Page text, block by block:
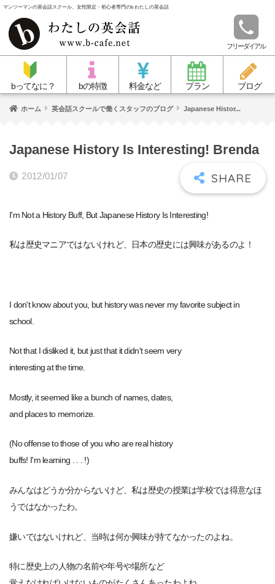
マンツーマンの英会話スクール、女性限定・初心者専門のb わたしの英会話
フリーダイアル
bってなに？ bの特徴 料金など プラン ブログ
ホーム 英会話スクールで働くスタッフのブログ Japanese Histor...
Japanese History Is Interesting! Brenda
2012/01/07
I'm Not a History Buff, But Japanese History Is Interesting!
私は歴史マニアではないけれど、日本の歴史には興味があるのよ！
I don't know about you, but history was never my favorite subject in
school.
Not that I disliked it, but just that it didn't seem very
interesting at the time.
Mostly, it seemed like a bunch of names, dates,
and places to memorize.
(No offense to those of you who are real history
buffs! I'm learning . . . !)
みんなはどうか分からないけど、私は歴史の授業は学校では得意なほ
うではなかったわ。
嫌いではないけれど、当時は何か興味が持てなかったのよね。
特に歴史上の人物の名前や年号や場所など